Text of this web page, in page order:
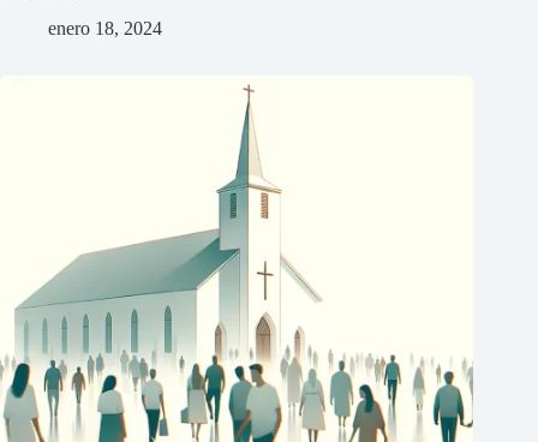
enero 18, 2024